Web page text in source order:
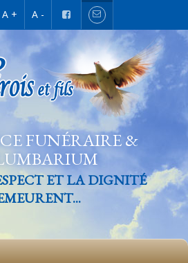
A + A -
FUNÉRAIRE &
ET LA DIGNITÉ